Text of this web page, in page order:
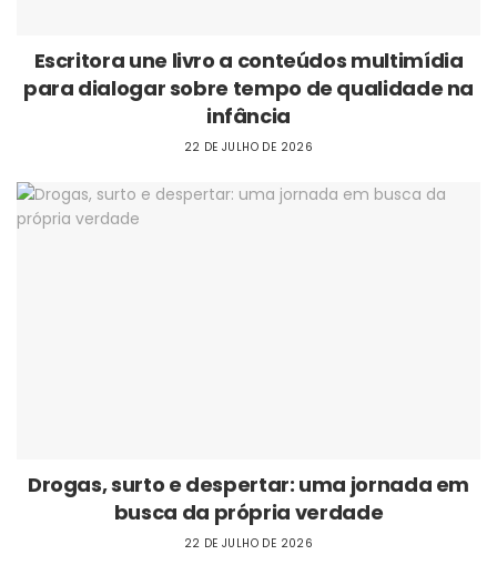
Escritora une livro a conteúdos multimídia
para dialogar sobre tempo de qualidade na
infância
22 DE JULHO DE 2026
Drogas, surto e despertar: uma jornada em
busca da própria verdade
22 DE JULHO DE 2026